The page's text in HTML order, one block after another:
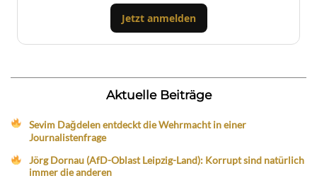
Jetzt anmelden
Aktuelle Beiträge
Sevim Dağdelen entdeckt die Wehrmacht in einer
Journalistenfrage
Jörg Dornau (AfD-Oblast Leipzig-Land): Korrupt sind natürlich
immer die anderen